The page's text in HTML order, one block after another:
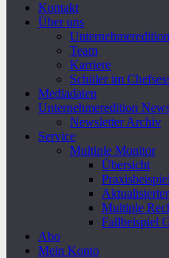
Kontakt
Über uns
Unternehmeredition
Team
Karriere
Schüler im
Mediadaten
Unternehmeredition
Newsletter Archiv
Service
Multiple Monitor
Übersicht
Multiple
Fallbeispiel
Abo
Mein Konto